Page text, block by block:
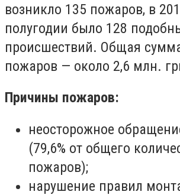
возникло 135 пожаров, в
полугодии было 128
происшествий. Общая
пожаров — около 2,6 млн.
Причины пожаров:
неосторожное
(79,6% от общего
пожаров);
нарушение правил